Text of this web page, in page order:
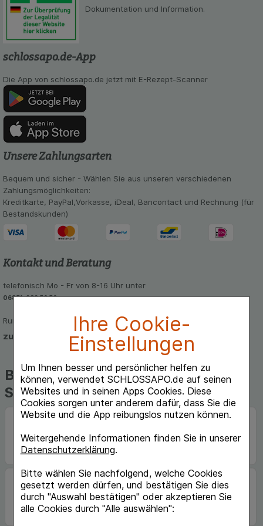
Ihre Cookie-
Einstellungen
Um Ihnen besser und persönlicher helfen zu
können, verwendet SCHLOSSAPO.de auf seinen
Websites und in seinen Apps Cookies. Diese
Cookies sorgen unter anderem dafür, dass Sie die
Website und die App reibungslos nutzen können.
Weitergehende Informationen finden Sie in unserer
Datenschutzerklärung.
Bitte wählen Sie nachfolgend, welche Cookies
gesetzt werden dürfen, und bestätigen Sie dies
durch "Auswahl bestätigen" oder akzeptieren Sie
alle Cookies durch "Alle auswählen":
Dokumentation und Information.
schlossapo.de-App
Die App von schlossapo.de jetzt mit E-Rezept-Scanner
Unsere Zahlungsarten
Bequem und sicher - Wählen Sie aus unseren verschiedenen
Zahlungsmöglichkeiten:
Kreditkarte, PayPal,Vorkasse, iDeal, Bancontact und Rechnung (für
Bestandskunden)
Kontakt und Beratung
telefonisch Mo - Fr von 8-16 Uhr unter
06851-939 56 56
Rund um die Uhr per E-Mail
zum Kontaktformular
Beliebte Marken auf
Schlossapo.de